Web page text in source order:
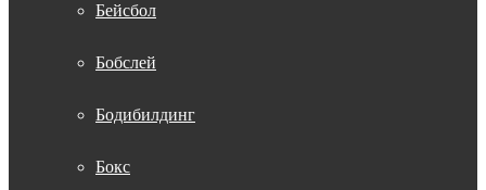
Бейсбол
Бобслей
Бодибилдинг
Бокс